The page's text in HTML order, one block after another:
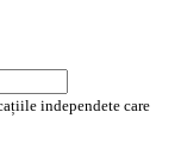
independete care